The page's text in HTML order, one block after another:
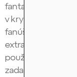
fantastický
v krypte sa deje
fanúšikom alebo
extra coiny
používateľnosť. A
zadarmo extra